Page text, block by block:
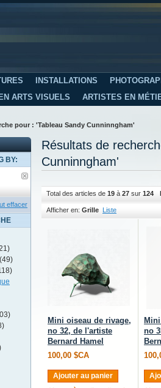
INSTALLATIONS
ARTS VISUELS ARTISTES EN
pour : 'Tableau Sandy Cunninngham'
Résultats de
Cunninngham'
Total des articles de 19 à 27 sur 124
Afficher en: Grille Liste
Mini oiseau de rivage,
no 32, de l'artiste
Bernard Hamel
100,00 $CA
Ajouter au panier
no
BY:
effacer